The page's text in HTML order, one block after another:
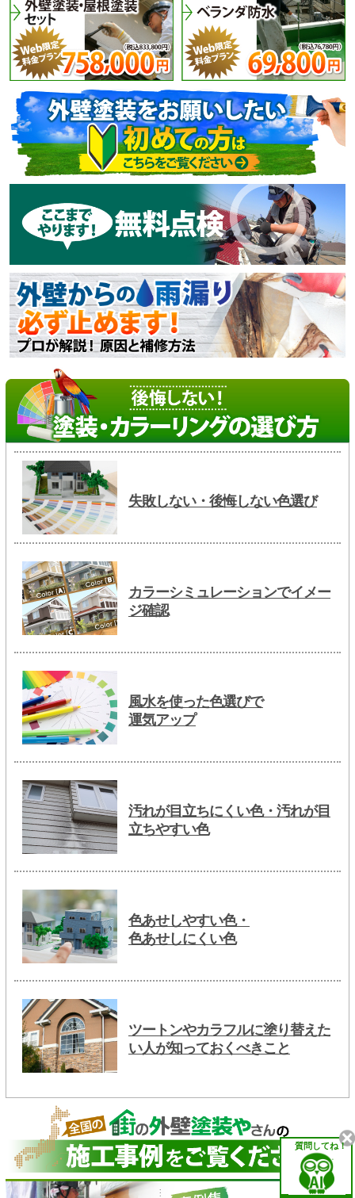
失敗しない・後悔しない色選び
カラーシミュレーションでイメー
ジ確認
風水を使った色選びで
運気アップ
汚れが目立ちにくい色・汚れが目
立ちやすい色
色あせしやすい色・
色あせしにくい色
ツートンやカラフルに塗り替えた
い人が知っておくべきこと
質問してね！